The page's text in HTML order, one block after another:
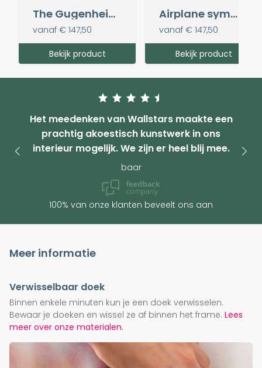
The Gugenheim Museum
vanaf € 147,50
Bekijk product
Airplane symmetry
vanaf € 147,50
Bekijk product
Het meedenken van Wallstars maakte een
prachtig akoestisch kunstwerk in ons
interieur mogelijk. We zijn er heel blij mee.
baar
100% van onze klanten beveelt ons aan
Meer informatie
Verwisselbaar doek
Binnen enkele minuten kun je een doek verwisselen.
Bewaar je doeken en wissel ze af binnen het frame. Lees
meer over onze materialen.